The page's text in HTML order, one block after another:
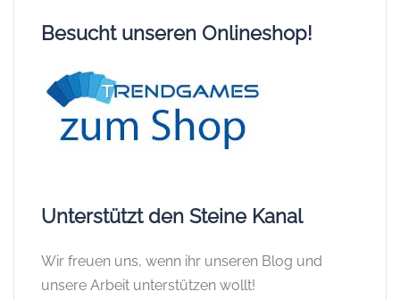
Besucht unseren Onlineshop!
Unterstützt den Steine Kanal
Wir freuen uns, wenn ihr unseren Blog und
unsere Arbeit unterstützen wollt!